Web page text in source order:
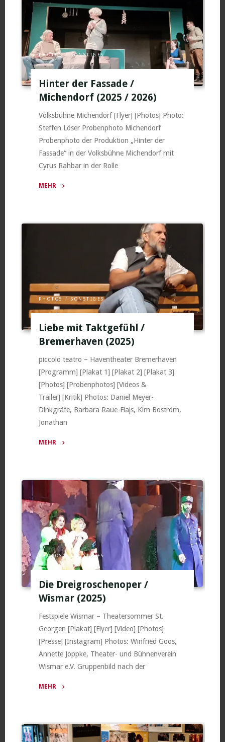
PHOTOS / SONSTIGES
Hinter der Fassade /
Michendorf (2025 / 2026)
Volksbühne Michendorf [Flyer] [Photos] Photo:
Steffen Löser Probenphoto Michendorf
Probenphoto der Produktion „Hinter der
Fassade“ in der Volksbühne Michendorf mit
Cyrus Rahbar in der Rolle
MEHR
Fassade
2026)"
PHOTOS / SONSTIGES
Liebe mit Taktgefühl /
Bremerhaven (2025)
piccolo teatro – Haventheater Bremerhaven
[Programm] [Plakat 1] [Plakat 2] [Plakat 3]
[Photos] [Probenphotos] [Videos &
Trailer] [Kritik] Photos: Daniel Meyer-
Dinkgräfe, Barbara Raue-Flajs, Kim Boström,
Jonathan
MEHR
Bremerhaven
(2025)"
PHOTOS / SONSTIGES
Die Dreigroschenoper /
Wismar (2025)
Festspiele Wismar – Theatersommer St.
Georgen [Plakat] [Flyer] [Video] [Photos]
[Presse] [Instagram] Photos: Winfried Goos,
Annette Joppke, Theater- und Bühnenverein
Wismar e.V. Gruppenbild nach der
MEHR
/
Wismar